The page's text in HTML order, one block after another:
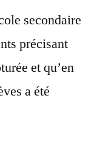
secondaire
précisant
et qu’en
a été